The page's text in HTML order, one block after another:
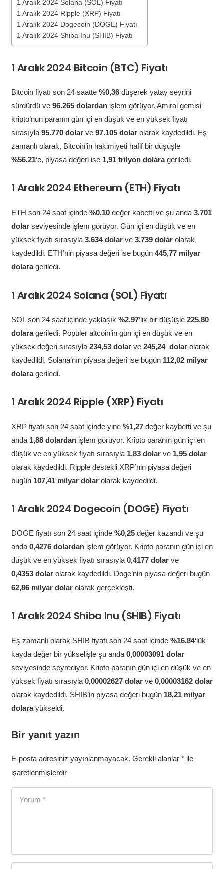
1 Aralık 2024 Solana (SOL) Fiyatı
1 Aralık 2024 Ripple (XRP) Fiyatı
1 Aralık 2024 Dogecoin (DOGE) Fiyatı
1 Aralık 2024 Shiba Inu (SHIB) Fiyatı
1 Aralık 2024 Bitcoin (BTC) Fiyatı
Bitcoin fiyatı son 24 saatte %0,36düşerek yatay seyrini
sürdürdü ve 96.265 dolardanişlem görüyor. Amiral gemisi
kripto’nun paranın gün içi en düşük ve en yüksek fiyatı
sırasıyla 95.770 dolar ve97.105 dolarolarak kaydedildi. Eş
zamanlı olarak, Bitcoin’in hakimiyeti hafif bir düşüşle
%56,21‘e, piyasa değeri ise 1,91 trilyon dolarageriledi.
1 Aralık 2024 Ethereum (ETH) Fiyatı
ETH son 24 saat içinde %0,10 değer kabetti ve şu anda 3.701
dolarseviyesinde işlem görüyor. Gün içi en düşük ve en
yüksek fiyatı sırasıyla 3.634 dolar ve3.739 dolarolarak
kaydedildi. ETH’nin piyasa değeri ise bugün 445,77 milyar
dolarageriledi.
1 Aralık 2024 Solana (SOL) Fiyatı
SOL son 24 saat içinde yaklaşık %2,97‘lik bir düşüşle 225,80
dolarageriledi. Popüler altcoin’in gün içi en düşük ve en
yüksek değeri sırasıyla 234,53 dolarve 245,24 dolarolarak
kaydedildi. Solana’nın piyasa değeri ise bugün 112,02 milyar
dolarageriledi.
1 Aralık 2024 Ripple (XRP) Fiyatı
XRP fiyatı son 24 saat içinde yine %1,27 değer kaybetti ve şu
anda 1,88 dolardanişlem görüyor. Kripto paranın gün içi en
düşük ve en yüksek fiyatı sırasıyla 1,83 dolar ve1,95 dolar
olarak kaydedildi. Ripple destekli XRP’nin piyasa değeri
bugün 107,41 milyar dolarolarak kaydedildi.
1 Aralık 2024 Dogecoin (DOGE) Fiyatı
DOGE fiyatı son 24 saat içinde %0,25 değer kazandı ve şu
anda 0,4276 dolardanişlem görüyor. Kripto paranın gün içi en
düşük ve en yüksek fiyatı sırasıyla 0,4177 dolar ve
0,4353dolarolarak kaydedildi. Doge’nin piyasa değeri bugün
62,86milyar dolarolarak gerçekleşti.
1 Aralık 2024 Shiba Inu (SHIB) Fiyatı
Eş zamanlı olarak SHIB fiyatı son 24 saat içinde %16,84‘lük
kayda değer bir yükselişle şu anda 0,00003091dolar
seviyesinde seyrediyor. Kripto paranın gün içi en düşük ve en
yüksek fiyatı sırasıyla 0,00002627 dolarve 0,00003162 dolar
olarak kaydedildi. SHIB’in piyasa değeri bugün 18,21 milyar
dolarayükseldi.
Bir yanıt yazın
E-posta adresiniz yayınlanmayacak. Gerekli alanlar *ile
işaretlenmişlerdir